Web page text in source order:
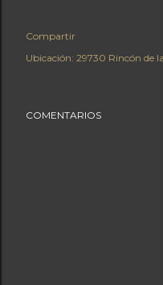
Compartir
Ubicación: 29730 Rincón de
COMENTARIOS